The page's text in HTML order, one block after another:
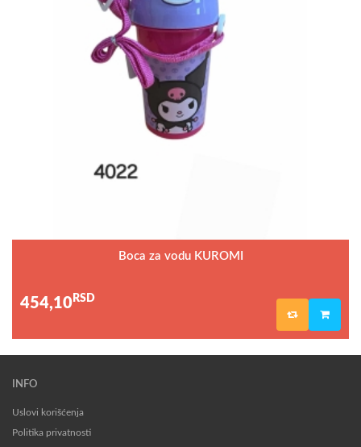
Boca za vodu KUROMI
454,10 RSD
INFO
Uslovi korišćenja
Politika privatnosti